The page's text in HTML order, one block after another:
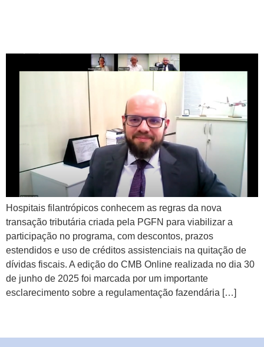
Hospitais filantrópicos conhecem as regras da nova
transação tributária criada pela PGFN para viabilizar a
participação no programa, com descontos, prazos
estendidos e uso de créditos assistenciais na quitação de
dívidas fiscais. A edição do CMB Online realizada no dia 30
de junho de 2025 foi marcada por um importante
esclarecimento sobre a regulamentação fazendária […]